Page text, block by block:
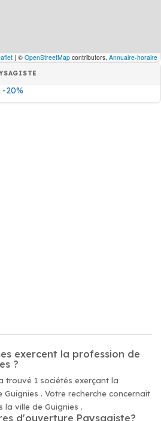
| © OpenStreetMap contributors, Annuaire-horaire
20%
exercent la profession de
?
trouvé 1 sociétés exerçant la
. Votre recherche concernait
ville de Guignies .
d'ouverture Paysagiste?